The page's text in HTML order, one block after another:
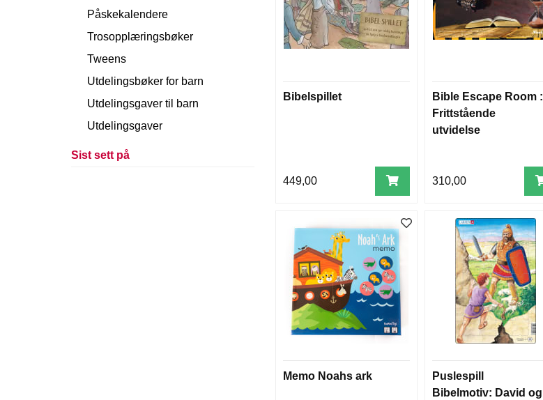
Påskekalendere
Trosopplæringsbøker
Tweens
Utdelingsbøker for barn
Utdelingsgaver til barn
Utdelingsgaver
Sist sett på
Bibelspillet
449,00
Bible Escape Room :
Frittstående
utvidelse
310,00
Memo Noahs ark
Puslespill
Bibelmotiv: David og